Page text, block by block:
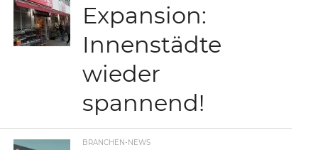
Expansion:
Innenstädte
wieder
spannend!
BRANCHEN-NEWS